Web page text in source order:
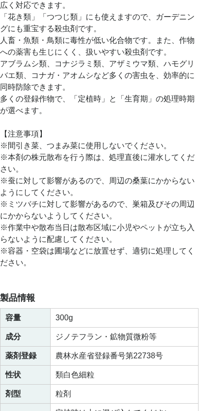
広く対応できます。
「花き類」「つつじ類」にも使えますので、ガーデニン
グにも重宝する殺虫剤です。
人畜・魚類・鳥類に毒性が低い化合物です。また、作物
への薬害も生じにくく、扱いやすい殺虫剤です。
アブラムシ類、コナジラミ類、アザミウマ類、ハモグリ
バエ類、コナガ・アオムシなど多くの害虫を、効率的に
同時防除できます。
多くの登録作物で、「定植時」と「生育期」の処理時期
が選べます。
【注意事項】
※間引き菜、つまみ菜に使用しないでください。
※本剤の株元散布を行う際は、処理直後に灌水してくだ
さい。
※蚕に対して影響があるので、周辺の桑葉にかからない
ようにしてください。
※ミツバチに対して影響があるので、巣箱及びその周辺
にかからないようしてください。
※作業中や散布当日は散布区域に小児やペットが立ち入
らないように配慮してください。
※容器・空袋は圃場などに放置せず、適切に処理してく
ださい。
製品情報
容量 300g
成分 ジノテフラン・鉱物質微粉等
薬剤登録 農林水産省登録番号第22738号
性状 類白色細粒
剤型 粒剤